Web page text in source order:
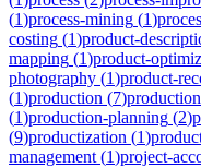
(1)process-mining (1)
costing (1)product-
mapping (1)product-
photography (1)product-
(1)production (7)
(1)production-planning (2)
(9)productization (1)
management (1)project-